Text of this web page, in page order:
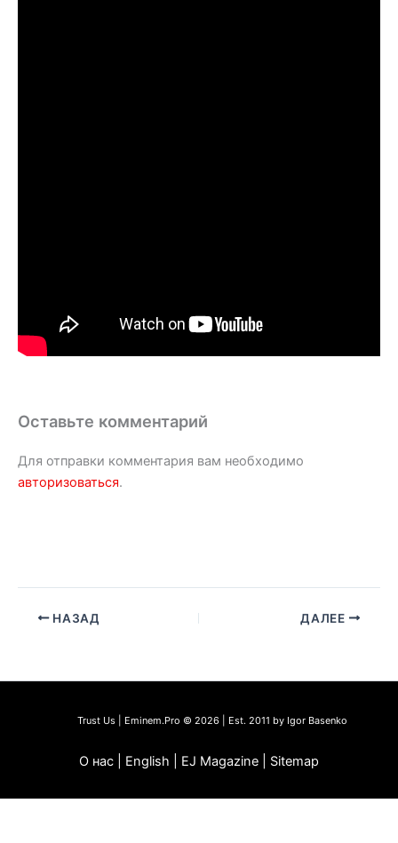
Оставьте комментарий
Для отправки комментария вам необходимо
авторизоваться.
НАЗАД ДАЛЕЕ
Trust Us | Eminem.Pro © 2026 | Est. 2011 by Igor Basenko
О нас | English | EJ Magazine | Sitemap